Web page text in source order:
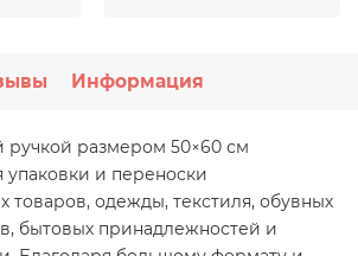
Информация
ручкой размером 50×60 см
упаковки и переноски
товаров, одежды, текстиля, обувных
бытовых принадлежностей и